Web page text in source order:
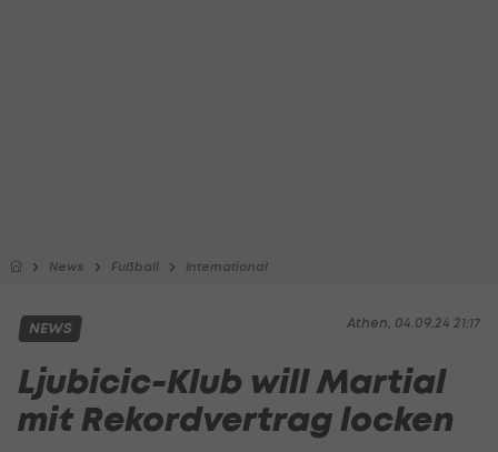
News Fußball International
Athen, 04.09.24 21:17
NEWS
Ljubicic-Klub will Martial
mit Rekordvertrag locken